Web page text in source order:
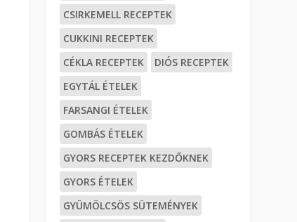
CSIRKEMELL RECEPTEK
CUKKINI RECEPTEK
CÉKLA RECEPTEK
DIÓS RECEPTEK
EGYTÁL ÉTELEK
FARSANGI ÉTELEK
GOMBÁS ÉTELEK
GYORS RECEPTEK KEZDŐKNEK
GYORS ÉTELEK
GYÜMÖLCSÖS SÜTEMÉNYEK